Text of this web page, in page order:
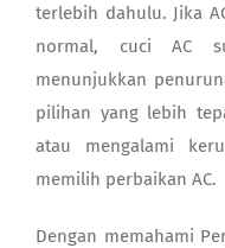
terlebih dahulu. Jika
normal, cuci AC
menunjukkan
pilihan yang lebih
atau mengalami
memilih perbaikan AC.
Dengan memahami